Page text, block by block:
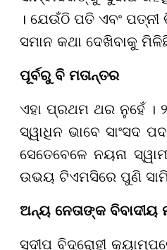
। ଯେଉଁଠି ପତି ଏବଂ
ସମାନ କଥା ଦେଖିବାକୁ
ପୂର୍ବରୁ ବି ମତାନ୍ତର
ଏହା ପ୍ରଥମ ଥର ନୁହେଁ ।
ସ୍ୱାଧିନ ଭାବେ ସାଂସଦ
ସେତେବେଳେ ନୟନା
ଉଭୟ ଟିଏମସିରେ ପୁଣି
ଅନ୍ୟ ନେତାଙ୍କ ବିବାଦୀୟ
ସୁଦୀପ ବିଦ୍ରୋହୀ